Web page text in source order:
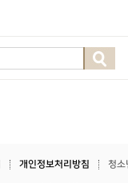
개인정보처리방침 청소